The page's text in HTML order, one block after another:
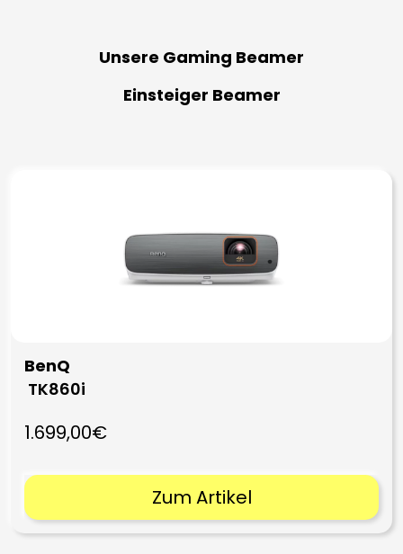
Unsere Gaming Beamer
Einsteiger Beamer
BenQ
TK860i
1.699,00€
Zum Artikel